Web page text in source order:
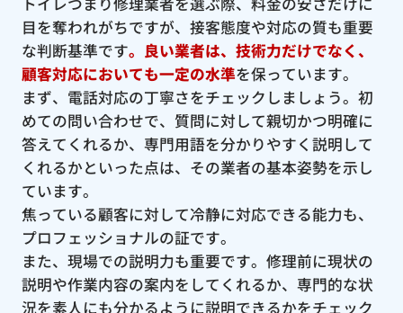
目を奪われがちですが、接客態度や対応の質も重要
な判断基準です。良い業者は、技術力だけでなく、
顧客対応においても一定の水準を保っています。
まず、電話対応の丁寧さをチェックしましょう。初
めての問い合わせで、質問に対して親切かつ明確に
答えてくれるか、専門用語を分かりやすく説明して
くれるかといった点は、その業者の基本姿勢を示し
ています。
焦っている顧客に対して冷静に対応できる能力も、
プロフェッショナルの証です。
また、現場での説明力も重要です。修理前に現状の
説明や作業内容の案内をしてくれるか、専門的な状
況を素人にも分かるように説明できるかをチェック